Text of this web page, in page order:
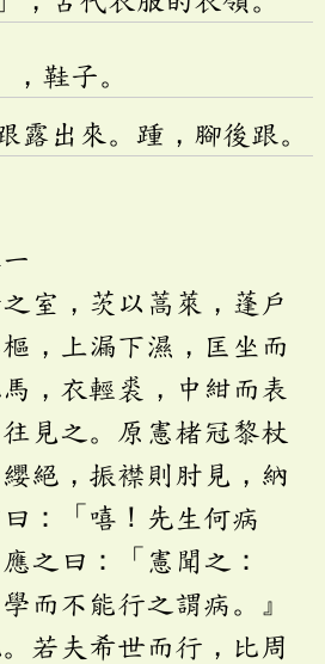
，鞋子。
露出來。踵，腳後跟。
室，茨以蒿萊，蓬戶
，上漏下濕，匡坐而
，衣輕裘，中紺而表
見之。原憲楮冠黎杖
絕，振襟則肘見，納
：「嘻！先生何病
之曰：「憲聞之：
而不能行之謂病。』
若夫希世而行，比周